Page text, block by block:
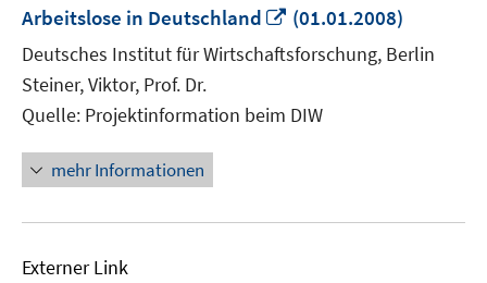
Arbeitslose in Deutschland
In
neuem
Fenster
(01.01.2008)
Deutsches Institut für Wirtschaftsforschung, Berlin
Steiner, Viktor, Prof. Dr.
Quelle: Projektinformation beim DIW
mehr Informationen
Externer Link